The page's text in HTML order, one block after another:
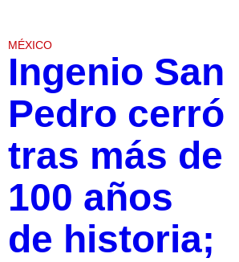
MÉXICO
Ingenio San
Pedro cerró
tras más de
100 años
de historia;